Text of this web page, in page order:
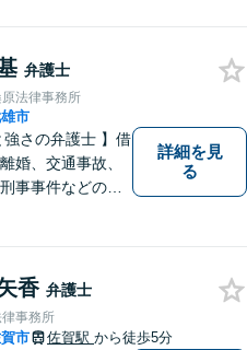
弁護士
法律事務所
市
強さの弁護士 】借
婚、交通事故、
事事件などのご
ービスを提供い
詳細を見
る
香 弁護士
事務所
市 佐賀駅 から徒歩5分